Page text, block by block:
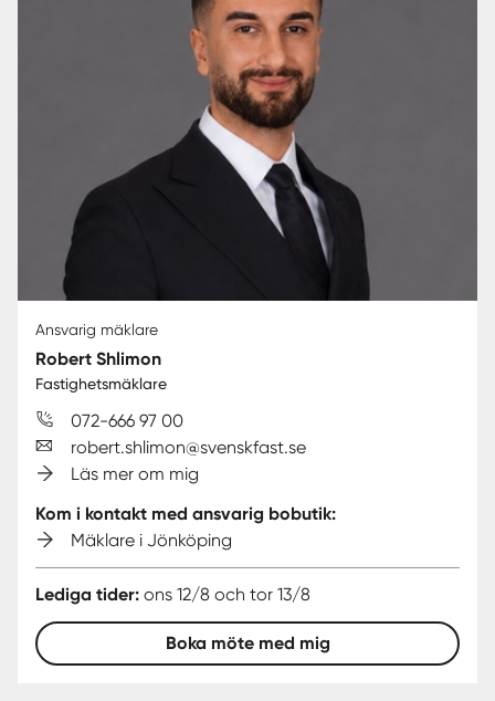
Ansvarig mäklare
Robert Shlimon
Fastighetsmäklare
072-666 97 00
robert.shlimon@svenskfast.se
Läs mer om mig
Kom i kontakt med ansvarig bobutik:
Mäklare i Jönköping
Lediga tider: ons 12/8 och tor 13/8
Boka möte med mig